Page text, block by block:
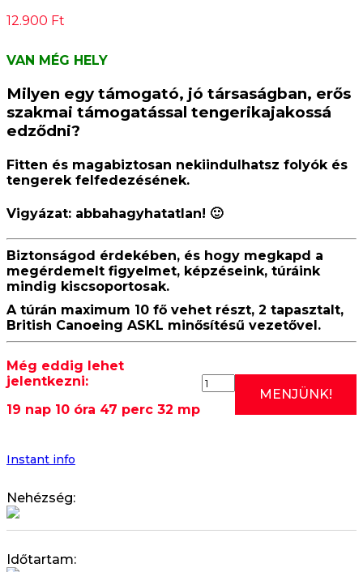
12.900 Ft
VAN MÉG HELY
Milyen egy támogató, jó társaságban, erős
szakmai támogatással tengerikajakossá
edződni?
Fitten és magabiztosan nekiindulhatsz folyók és
tengerek felfedezésének.
Vigyázat: abbahagyhatatlan! 🙂
Biztonságod érdekében, és hogy megkapd a
megérdemelt figyelmet, képzéseink, túráink
mindig kiscsoportosak.
A túrán maximum 10 fő vehet részt, 2 tapasztalt,
British Canoeing ASKL minősítésű vezetővel.
Még eddig lehet
jelentkezni:
19 nap 10 óra 47 perc 31 mp
2026.08.29:
RÓMAI
EDZÉS
MENJÜNK!
Instant info
Nehézség:
Időtartam: